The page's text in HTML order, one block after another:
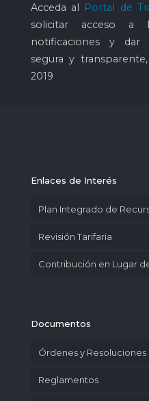
Acceda al Portal de
solicitar acceso a
notificaciones y
segura y
2019
Enlaces de Interés
Plan Integrado de
Revisión Tarifaria
Contribución en Lugar
Documentos
Órdenes y Resoluciones
Reglamentos